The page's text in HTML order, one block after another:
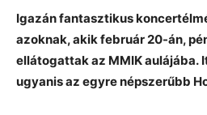
Igazán fantasztikus
azoknak, akik február 20-án,
ellátogattak az MMIK aulájába.
ugyanis az egyre népszerűbb